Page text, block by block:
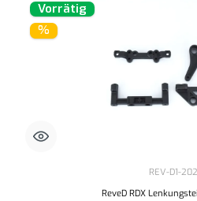
Vorrätig
%
REV-D1-
ReveD RDX